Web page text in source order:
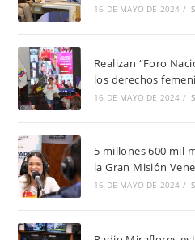
16 DE MAYO DE 2024 /
Realizan “Foro
los derechos
16 DE MAYO DE 2024 /
5 millones 600 mil
la Gran Misión
16 DE MAYO DE 2024 /